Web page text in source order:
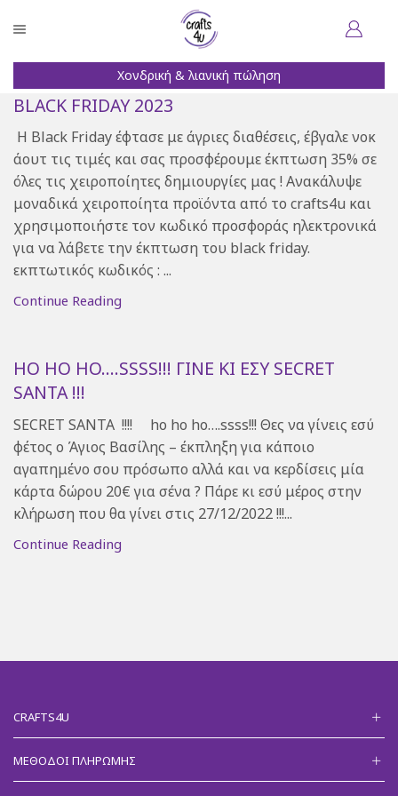
Χονδρική & λιανική πώληση
BLACK FRIDAY 2023
Η Black Friday έφτασε με άγριες διαθέσεις, έβγαλε νοκ
άουτ τις τιμές και σας προσφέρουμε έκπτωση 35% σε
όλες τις χειροποίητες δημιουργίες μας ! Ανακάλυψε
μοναδικά χειροποίητα προϊόντα από το crafts4u και
χρησιμοποιήστε τον κωδικό προσφοράς ηλεκτρονικά
για να λάβετε την έκπτωση του black friday.
εκπτωτικός κωδικός : ...
Continue Reading
HO HO HO….SSSS!!! ΓΊΝΕ ΚΙ ΕΣΎ SECRET
SANTA !!!
SECRET SANTA !!!! ho ho ho….ssss!!! Θες να γίνεις εσύ
φέτος ο Άγιος Βασίλης – έκπληξη για κάποιο
αγαπημένο σου πρόσωπο αλλά και να κερδίσεις μία
κάρτα δώρου 20€ για σένα ? Πάρε κι εσύ μέρος στην
κλήρωση που θα γίνει στις 27/12/2022 !!!...
Continue Reading
CRAFTS4U
ΜΈΘΟΔΟΙ ΠΛΗΡΩΜΉΣ